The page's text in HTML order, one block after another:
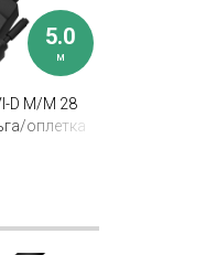
5.0
м
D M/M 28
оплетка